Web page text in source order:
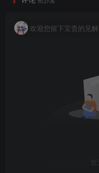
欢迎您留下宝贵的见解